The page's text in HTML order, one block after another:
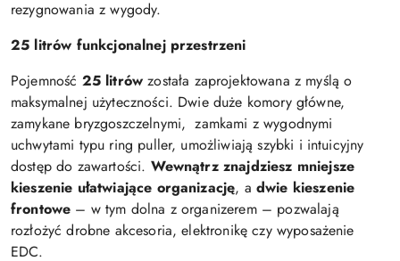
rezygnowania z wygody.
25 litrów funkcjonalnej przestrzeni
Pojemność 25 litrów została zaprojektowana z myślą o
maksymalnej użyteczności. Dwie duże komory główne,
zamykane bryzgoszczelnymi, zamkami z wygodnymi
uchwytami typu ring puller, umożliwiają szybki i intuicyjny
dostęp do zawartości. Wewnątrz znajdziesz mniejsze
kieszenie ułatwiające organizację, a dwie kieszenie
frontowe – w tym dolna z organizerem – pozwalają
rozłożyć drobne akcesoria, elektronikę czy wyposażenie
EDC.